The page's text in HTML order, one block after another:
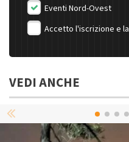
Eventi Nord-Ovest
Accetto l'iscrizione e la
VEDI ANCHE